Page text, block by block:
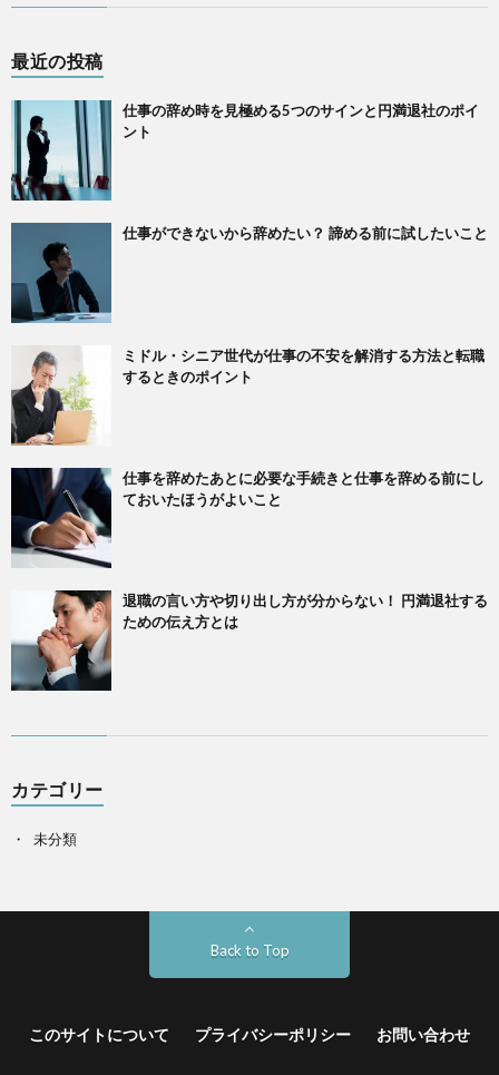
最近の投稿
仕事の辞め時を見極める5つのサインと円満退社のポイ
ント
仕事ができないから辞めたい？ 諦める前に試したいこと
ミドル・シニア世代が仕事の不安を解消する方法と転職
するときのポイント
仕事を辞めたあとに必要な手続きと仕事を辞める前にし
ておいたほうがよいこと
退職の言い方や切り出し方が分からない！ 円満退社する
ための伝え方とは
カテゴリー
未分類
Back to Top
このサイトについて プライバシーポリシー お問い合わせ